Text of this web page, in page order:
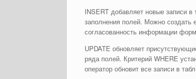
INSERT добавляет новые записи в
заполнения полей. Можно создать
согласованность информации
UPDATE обновляет
ряда полей. Критерий WHERE
оператор обновит все записи в